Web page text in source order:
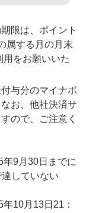
限は、ポイント
属する月の月末
用をお願いいた
与分のマイナポ
お、他社決済サ
ので、ご注意く
9月30日までに
していない
10月13日21：